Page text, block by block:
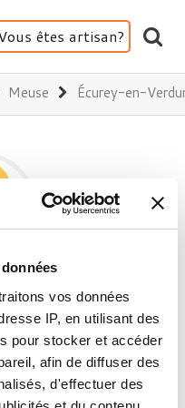
vos données
IP, en utilisant des
pour stocker et accéder
afin de diffuser des
d'effectuer des
êtes artisan?
Meuse Écurey-en-
PARIS
Verdunois
divers